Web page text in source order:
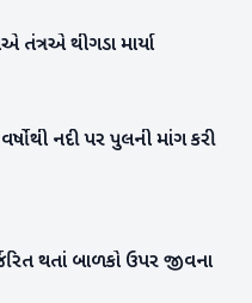
તંત્રએ થીગડા માર્યા
નદી પર પુલની માંગ કરી
થતાં બાળકો ઉપર જીવના